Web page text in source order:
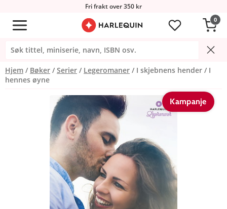
Fri frakt over 350 kr
0
Hjem Bøker Serier Legeromaner
I skjebnens hender / I
hennes øyne
Kampanje